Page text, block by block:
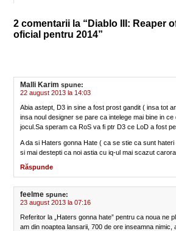
2 comentarii la “Diablo III: Reaper
oficial pentru 2014”
Malli Karim spune:
22 august 2013 la 14:03
Abia astept, D3 in sine a fost prost gandit ( insa tot
insa noul designer se pare ca intelege mai bine in
jocul.Sa speram ca RoS va fi ptr D3 ce LoD a fost
A da si Haters gonna Hate ( ca se stie ca sunt
si mai destepti ca noi astia cu iq-ul mai scazut carora
Răspunde
feelme spune:
23 august 2013 la 07:16
Referitor la „Haters gonna hate” pentru ca noua ne
am din noaptea lansarii, 700 de ore inseamna nimic,